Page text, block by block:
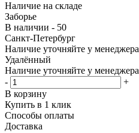
Наличие на складе
Заборье
В наличии - 50
Санкт-Петербург
Наличие уточняйте у менеджера
Удалённый
Наличие уточняйте у менеджера
-
+
В корзину
Купить в 1 клик
Способы оплаты
Доставка